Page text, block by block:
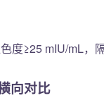
≥25 mIU/mL，隔
向对比